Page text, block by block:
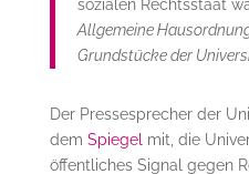
sozialen Rechtsstaat
Allgemeine
Grundstücke der
Der Pressesprecher der
dem Spiegel mit, die
öffentliches Signal gegen